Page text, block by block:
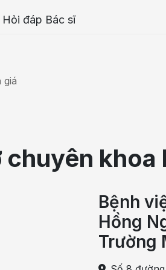
Bệnh gút là một dạng viêm
gút là khoảng 1/200 người
Hỏi đáp Bác sĩ
giá
chuyên khoa
Bệnh
Hồng
Trường